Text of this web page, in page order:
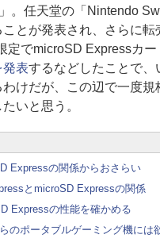
。任天堂の「Nintendo
とが発表され、さらに
定でmicroSD Expressカ
発表するなどしたことで、
わけだが、この辺で一度規
いと思う。
Expressの関係からおさらい
とmicroSD Expressの関係
Expressの性能を確かめる
のポータブルゲーミング機には